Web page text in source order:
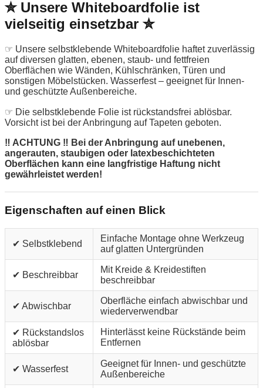
✮ Unsere Whiteboardfolie ist
vielseitig einsetzbar ✮
☞ Unsere selbstklebende Whiteboardfolie haftet zuverlässig
auf diversen glatten, ebenen, staub- und fettfreien
Oberflächen wie Wänden, Kühlschränken, Türen und
sonstigen Möbelstücken. Wasserfest – geeignet für Innen-
und geschützte Außenbereiche.
☞ Die selbstklebende Folie ist rückstandsfrei ablösbar.
Vorsicht ist bei der Anbringung auf Tapeten geboten.
‼ ACHTUNG ‼ Bei der Anbringung auf unebenen,
angerauten, staubigen oder latexbeschichteten
Oberflächen kann eine langfristige Haftung nicht
gewährleistet werden!
Eigenschaften auf einen Blick
✔ Selbstklebend
Einfache Montage ohne Werkzeug
auf glatten Untergründen
✔ Beschreibbar
Mit Kreide & Kreidestiften
beschreibbar
✔ Abwischbar
Oberfläche einfach abwischbar und
wiederverwendbar
✔ Rückstandslos
ablösbar
Hinterlässt keine Rückstände beim
Entfernen
✔ Wasserfest
Geeignet für Innen- und geschützte
Außenbereiche